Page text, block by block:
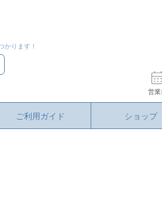
かります！
営業
ご利用ガイド ショップ